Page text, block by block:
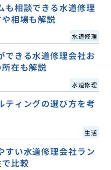
も相談できる水道修理
相場も解説
水道修理
できる水道修理会社お
在も解説
水道修理
ティングの選び方を考
生活
すい水道修理会社ラン
比較